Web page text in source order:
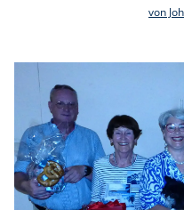
von